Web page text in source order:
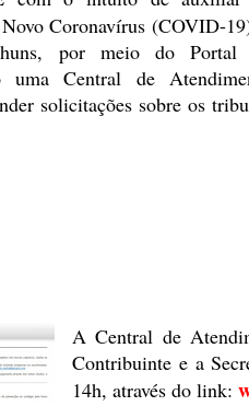
Coronavírus (COVID-
por meio do Portal
uma Central de
solicitações sobre os
A Central de
Contribuinte e a
14h, através do link: